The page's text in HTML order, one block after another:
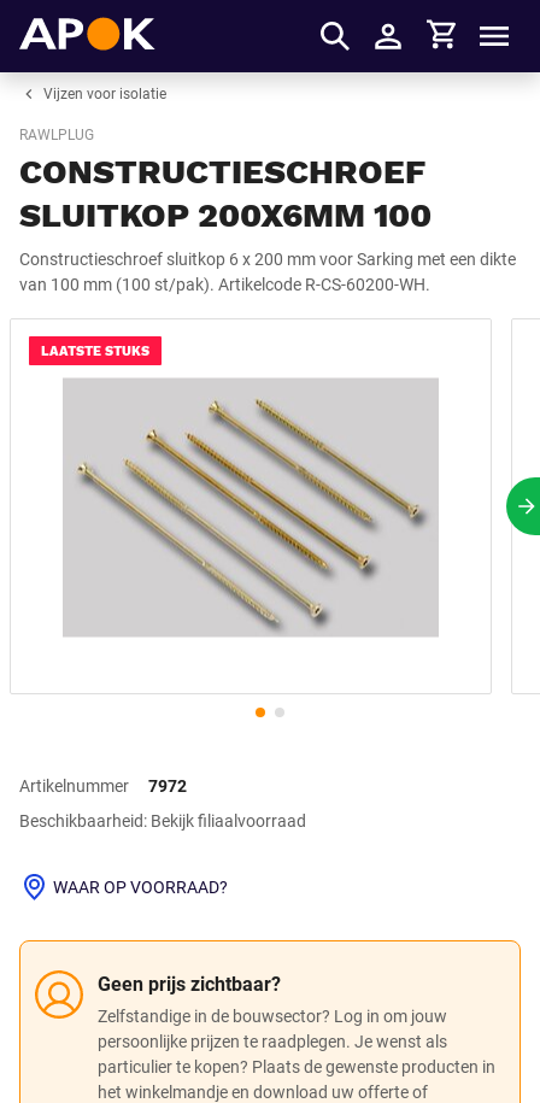
Inloggen
Winkelmandje
Vijzen voor isolatie
RAWLPLUG
CONSTRUCTIESCHROEF
SLUITKOP 200X6MM 100
Constructieschroef sluitkop 6 x 200 mm voor Sarking met een dikte
van 100 mm (100 st/pak). Artikelcode R-CS-60200-WH.
LAATSTE STUKS
Artikelnummer
7972
Beschikbaarheid: Bekijk filiaalvoorraad
Geen prijs zichtbaar?
Zelfstandige in de bouwsector? Log in om jouw
persoonlijke prijzen te raadplegen. Je wenst als
particulier te kopen? Plaats de gewenste producten in
het winkelmandje en download uw offerte of
WAAR OP VOORRAAD?